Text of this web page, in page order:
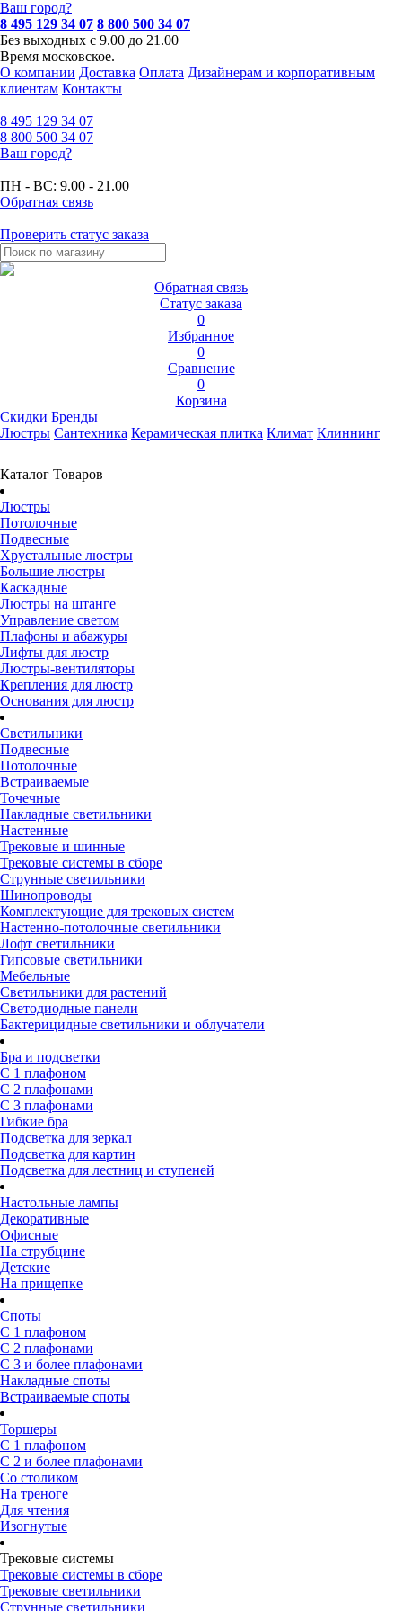
Ваш город?
8 495 129 34 07 8 800 500 34 07
Без выходных с 9.00 до 21.00
Время московское.
О компании Доставка Оплата Дизайнерам и корпоративным
клиентам Контакты
8 495 129 34 07
8 800 500 34 07
Ваш город?
ПН - ВС: 9.00 - 21.00
Обратная связь
Проверить статус заказа
Обратная связь
Статус заказа
0
Избранное
0
Сравнение
0
Корзина
Скидки Бренды
Люстры Сантехника Керамическая плитка Климат Клиннинг
Каталог Товаров
Люстры
Потолочные
Подвесные
Хрустальные люстры
Большие люстры
Каскадные
Люстры на штанге
Управление светом
Плафоны и абажуры
Лифты для люстр
Люстры-вентиляторы
Крепления для люстр
Основания для люстр
Светильники
Подвесные
Потолочные
Встраиваемые
Точечные
Накладные светильники
Настенные
Трековые и шинные
Трековые системы в сборе
Струнные светильники
Шинопроводы
Комплектующие для трековых систем
Настенно-потолочные светильники
Лофт светильники
Гипсовые светильники
Мебельные
Светильники для растений
Светодиодные панели
Бактерицидные светильники и облучатели
Бра и подсветки
С 1 плафоном
С 2 плафонами
С 3 плафонами
Гибкие бра
Подсветка для зеркал
Подсветка для картин
Подсветка для лестниц и ступеней
Настольные лампы
Декоративные
Офисные
На струбцине
Детские
На прищепке
Споты
С 1 плафоном
С 2 плафонами
С 3 и более плафонами
Накладные споты
Встраиваемые споты
Торшеры
С 1 плафоном
С 2 и более плафонами
Со столиком
На треноге
Для чтения
Изогнутые
Трековые системы
Трековые системы в сборе
Трековые светильники
Струнные светильники